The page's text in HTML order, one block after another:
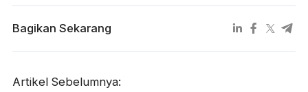
Bagikan Sekarang
Artikel Sebelumnya: